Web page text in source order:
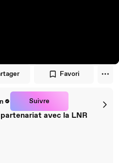
Favori
Suivre
avec la LNR